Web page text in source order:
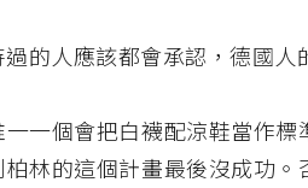
的人應該都會承認，德國人
一個會把白襪配涼鞋當作
林的這個計畫最後沒成功